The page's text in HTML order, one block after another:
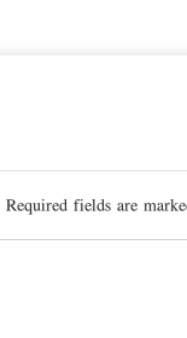
Required fields are